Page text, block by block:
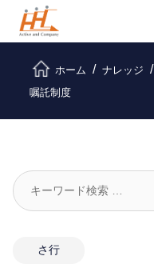
ホーム ナレッジ
嘱託制度
さ行